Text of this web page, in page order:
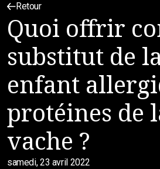
Retour
Quoi offrir
substitut de
enfant
protéines de
vache ?
samedi, 23 avril 2022